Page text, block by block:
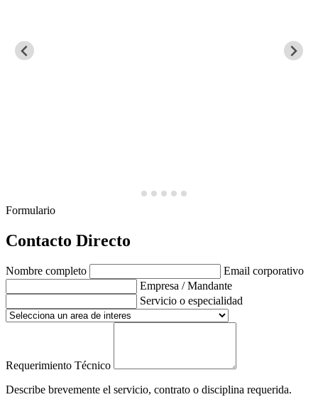
Formulario
Contacto Directo
Nombre completo
Email corporativo
Empresa / Mandante
Servicio o especialidad
Requerimiento Técnico
Describe brevemente el servicio, contrato o disciplina requerida.